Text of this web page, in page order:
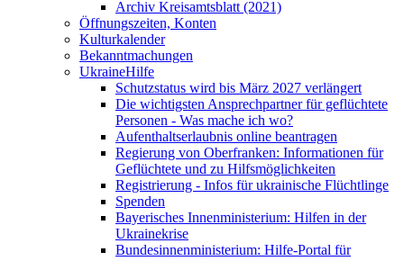
Archiv Kreisamtsblatt (2021)
Öffnungszeiten, Konten
Kulturkalender
Bekanntmachungen
UkraineHilfe
Schutzstatus wird bis März 2027 verlängert
Die wichtigsten Ansprechpartner für geflüchtete
Personen - Was mache ich wo?
Aufenthaltserlaubnis online beantragen
Regierung von Oberfranken: Informationen für
Geflüchtete und zu Hilfsmöglichkeiten
Registrierung - Infos für ukrainische Flüchtlinge
Spenden
Bayerisches Innenministerium: Hilfen in der
Ukrainekrise
Bundesinnenministerium: Hilfe-Portal für